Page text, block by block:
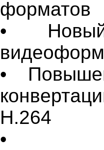
форматов
•
•
H.264
•